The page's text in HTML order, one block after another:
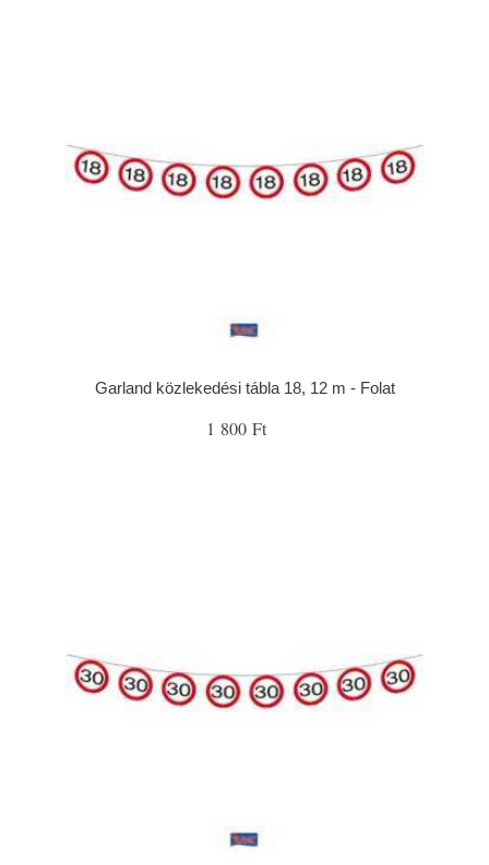
Garland közlekedési tábla 18, 12 m - Folat
1 800 Ft